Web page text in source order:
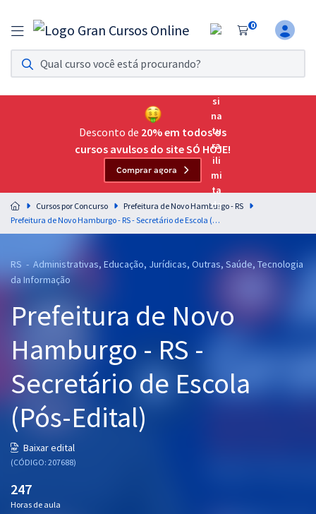
0
Assinatura Ilimitada 11
Acesso a todos os cursos. Teste grátis por 7 dias!
Assinatura OAB Até Passar
Acesso ilimitado a toda preparação para o Exame da
Residências Multiprofissionais
Preparação completa e intensiva para as principais
residências em saúde do Brasil
Assinatura Ilimitada
Graduação
OAB
Mentorias
Questões grátis
Conteúdo gratuito
Desconto de 20% em todos os
cursos avulsos do site SÓ HOJE!
Comprar agora
Cursos por Concurso
Prefeitura de Novo Hamburgo - RS
Prefeitura de Novo Hamburgo - RS - Secretário de Escola (Pós-Edital)
RS - Administrativas, Educação, Jurídicas, Outras, Saúde, Tecnologia
da Informação
Prefeitura de Novo
Hamburgo - RS -
Secretário de Escola
(Pós-Edital)
Baixar edital
(CÓDIGO: 207688)
247
Horas de aula